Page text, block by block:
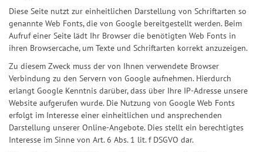
Diese Seite nutzt zur einheitlichen Darstellung von Schriftarten so
genannte Web Fonts, die von Google bereitgestellt werden. Beim
Aufruf einer Seite lädt Ihr Browser die benötigten Web Fonts in
ihren Browsercache, um Texte und Schriftarten korrekt anzuzeigen.
Zu diesem Zweck muss der von Ihnen verwendete Browser
Verbindung zu den Servern von Google aufnehmen. Hierdurch
erlangt Google Kenntnis darüber, dass über Ihre IP-Adresse unsere
Website aufgerufen wurde. Die Nutzung von Google Web Fonts
erfolgt im Interesse einer einheitlichen und ansprechenden
Darstellung unserer Online-Angebote. Dies stellt ein berechtigtes
Interesse im Sinne von Art. 6 Abs. 1 lit. f DSGVO dar.